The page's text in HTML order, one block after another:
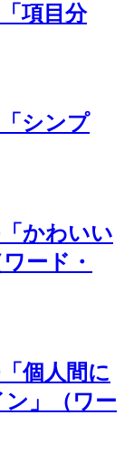
項目分
シンプ
かわいい
ード・
個人間に
」（ワー